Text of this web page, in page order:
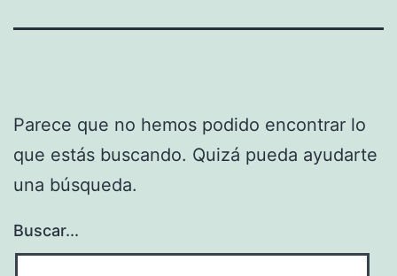
Parece que no hemos podido encontrar lo
que estás buscando. Quizá pueda ayudarte
una búsqueda.
Buscar...